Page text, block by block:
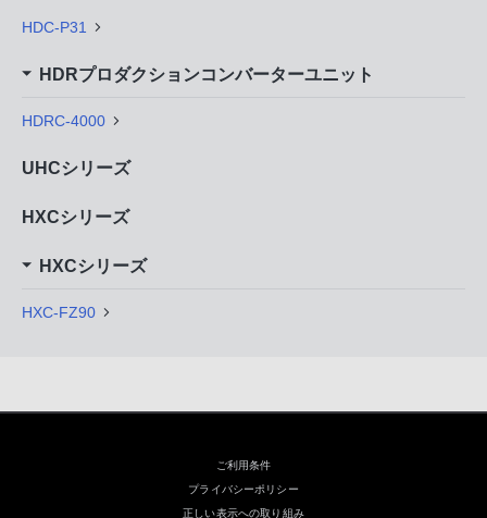
HDC-P31
HDRプロダクションコンバーターユニット
HDRC-4000
UHCシリーズ
HXCシリーズ
HXCシリーズ
HXC-FZ90
ご利用条件
プライバシーポリシー
正しい表示への取り組み